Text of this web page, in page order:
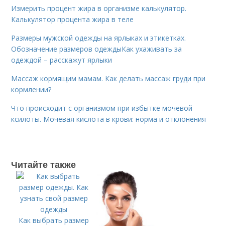
Измерить процент жира в организме калькулятор.
Калькулятор процента жира в теле
Размеры мужской одежды на ярлыках и этикетках.
Обозначение размеров одеждыКак ухаживать за
одеждой – расскажут ярлыки
Массаж кормящим мамам. Как делать массаж груди при
кормлении?
Что происходит с организмом при избытке мочевой
ксилоты. Мочевая кислота в крови: норма и отклонения
Читайте также
Как выбрать размер